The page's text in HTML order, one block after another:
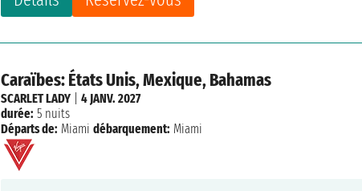
Caraïbes: États Unis, Mexique, Bahamas
SCARLET LADY |4 JANV. 2027
durée: 5 nuits
Départs de: Miami débarquement: Miami